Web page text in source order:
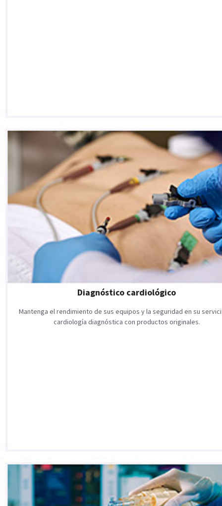
Diagnóstico cardiológico
Mantenga el rendimiento de sus equipos y la seguridad en su
cardiología diagnóstica con productos originales.